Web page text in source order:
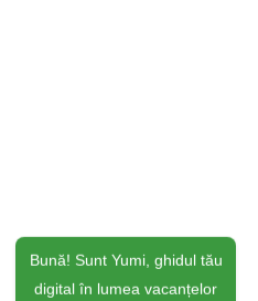
Bună! Sunt Yumi, ghidul tău
digital în lumea vacanțelor